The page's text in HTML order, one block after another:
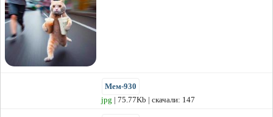
Мем-930
jpg | 75.77Kb | скачали: 147